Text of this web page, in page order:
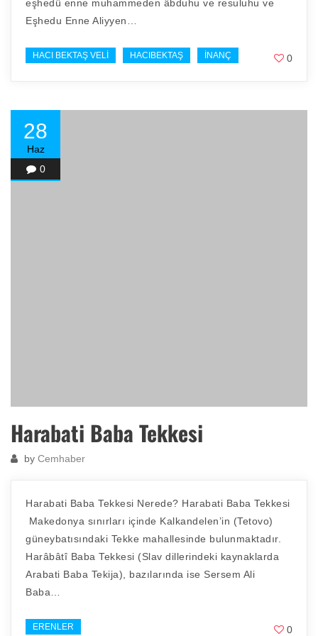
eşhedü enne muhammeden âbduhu ve resuluhu ve
Eşhedu Enne Aliyyen…
HACI BEKTAŞ VELI HACIBEKTAŞ İNANÇ 0
28
Haz
0
Harabati Baba Tekkesi
by Cemhaber
Harabati Baba Tekkesi Nerede? Harabati Baba Tekkesi
Makedonya sınırları içinde Kalkandelen’in (Tetovo)
güneybatısındaki Tekke mahallesinde bulunmaktadır.
Harâbâtî Baba Tekkesi (Slav dillerindeki kaynaklarda
Arabati Baba Tekija), bazılarında ise Sersem Ali
Baba…
ERENLER 0